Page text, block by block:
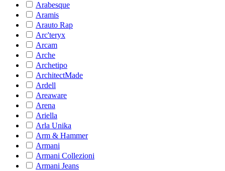
Arabesque
Aramis
Arauto Rap
Arc'teryx
Arcam
Arche
Archetipo
ArchitectMade
Ardell
Areaware
Arena
Ariella
Arla Unika
Arm & Hammer
Armani
Armani Collezioni
Armani Jeans